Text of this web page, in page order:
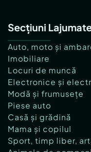
Secțiuni
Auto, moto și
Imobiliare
Locuri de muncă
Electronice și
Modă și frumusețe
Piese auto
Casă și grădină
Mama și copilul
Sport, timp liber,